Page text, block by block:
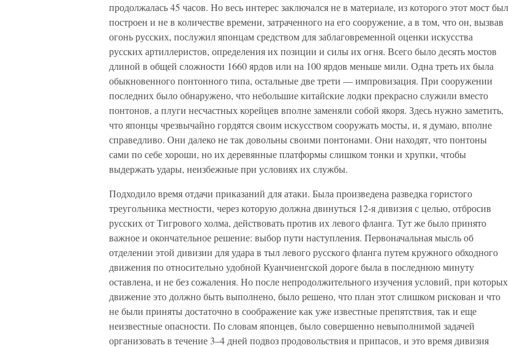
продолжалась 45 часов. Но весь интерес заключался не в материале, из которого этот мост был
построен и не в количестве времени, затраченного на его сооружение, а в том, что он, вызвав
огонь русских, послужил японцам средством для заблаговременной оценки искусства
русских артиллеристов, определения их позиции и силы их огня. Всего было десять мостов
длиной в общей сложности 1660 ярдов или на 100 ярдов меньше мили. Одна треть их была
обыкновенного понтонного типа, остальные две трети — импровизация. При сооружении
последних было обнаружено, что небольшие китайские лодки прекрасно служили вместо
понтонов, а плуги несчастных корейцев вполне заменяли собой якоря. Здесь нужно заметить,
что японцы чрезвычайно гордятся своим искусством сооружать мосты, и, я думаю, вполне
справедливо. Они далеко не так довольны своими понтонами. Они находят, что понтоны
сами по себе хороши, но их деревянные платформы слишком тонки и хрупки, чтобы
выдержать удары, неизбежные при условиях их службы.
Подходило время отдачи приказаний для атаки. Была произведена разведка гористого
треугольника местности, через которую должна двинуться 12-я дивизия с целью, отбросив
русских от Тигрового холма, действовать против их левого фланга. Тут же было принято
важное и окончательное решение: выбор пути наступления. Первоначальная мысль об
отделении этой дивизии для удара в тыл левого русского фланга путем кружного обходного
движения по относительно удобной Куанчиенгской дороге была в последнюю минуту
оставлена, и не без сожаления. Но после непродолжительного изучения условий, при которых
движение это должно быть выполнено, было решено, что план этот слишком рискован и что
не были приняты достаточно в соображение как уже известные препятствия, так и еще
неизвестные опасности. По словам японцев, было совершенно невыполнимой задачей
организовать в течение 3–4 дней подвоз продовольствия и припасов, и это время дивизия